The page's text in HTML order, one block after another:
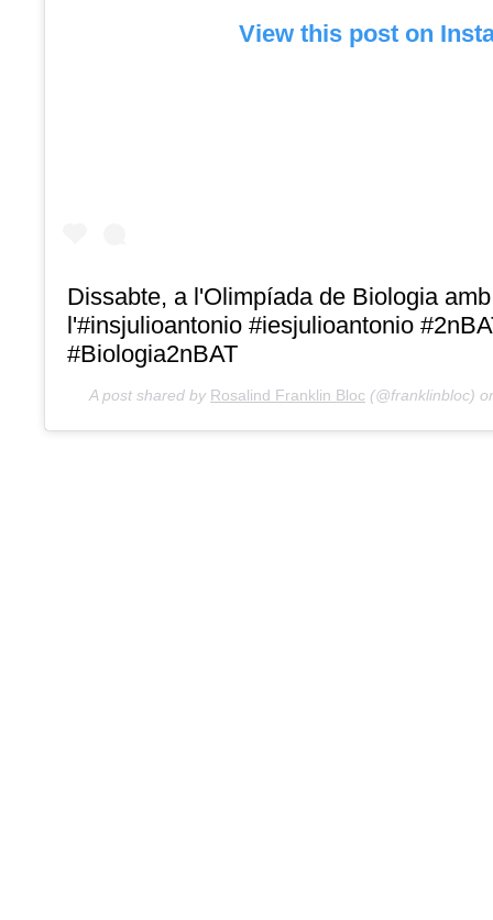
View this post on
Dissabte, a l'Olimpíada de Biologia
l'#insjulioantonio #iesjulioantonio
#Biologia2nBAT
A post shared by Rosalind Franklin Bloc (@franklinbloc)